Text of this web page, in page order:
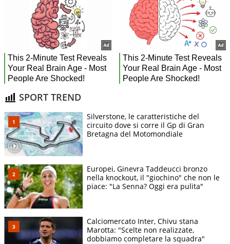
SPORT TREND
Silverstone, le caratteristiche del
circuito dove si corre il Gp di Gran
Bretagna del Motomondiale
Europei, Ginevra Taddeucci bronzo
nella knockout, il "giochino" che non le
piace: "La Senna? Oggi era pulita"
Calciomercato Inter, Chivu stana
Marotta: "Scelte non realizzate,
dobbiamo completare la squadra"